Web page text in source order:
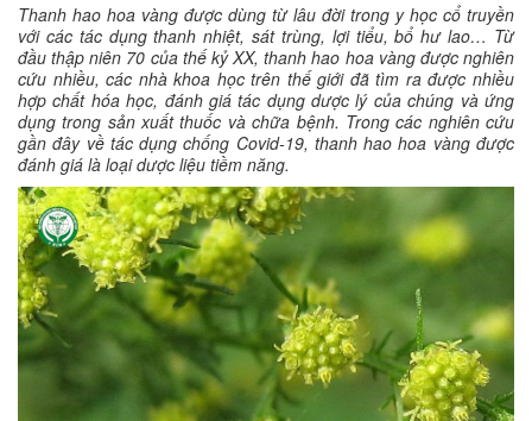
Thanh hao hoa vàng được dùng từ lâu đời trong y học cổ truyền
với các tác dụng thanh nhiệt, sát trùng, lợi tiểu, bổ hư lao… Từ
đầu thập niên 70 của thế kỷ XX, thanh hao hoa vàng được nghiên
cứu nhiều, các nhà khoa học trên thế giới đã tìm ra được nhiều
hợp chất hóa học, đánh giá tác dụng dược lý của chúng và ứng
dụng trong sản xuất thuốc và chữa bệnh. Trong các nghiên cứu
gần đây về tác dụng chống Covid-19, thanh hao hoa vàng được
đánh giá là loại dược liệu tiềm năng.